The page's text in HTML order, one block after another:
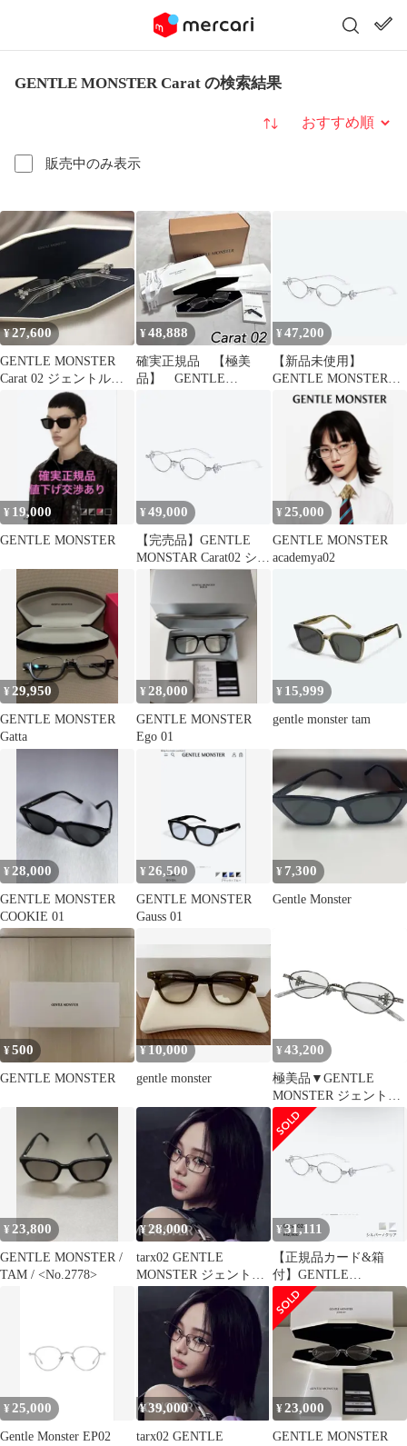
GENTLE MONSTER Carat の検索結果
販売中のみ表示
並び替え
¥27,600
GENTLE MONSTER
Carat 02 ジェントルモ
ンスター メガネ
¥48,888
確実正規品 【極美
品】 GENTLE
¥47,200
【新品未使用】
GENTLE MONSTER
Carat 02
¥ 19,000
GENTLE MONSTER
¥49,000
【完売品】GENTLE
MONSTAR Carat02 シル
バー クリア
¥ 25,000
GENTLE MONSTER
academya02
¥29,950
GENTLE MONSTER
Gatta
¥28,000
GENTLE MONSTER
Ego 01
¥ 15,999
gentle monster tam
¥ 28,000
GENTLE MONSTER
COOKIE 01
¥ 26,500
GENTLE MONSTER
Gauss 01
¥ 7,300
Gentle Monster
¥500
GENTLE MONSTER
¥10,000
gentle monster
¥ 43,200
極美品▼GENTLE
MONSTER ジェントル
モンスター CARAT
SixTONES 松村北斗 着
用モデル オーバル メガ
ネ 眼鏡 アイウェア
55□20 150 度なし
¥ 23,800
GENTLE MONSTER /
TAM / <No.2778>
¥28,000
tarx02 GENTLE
MONSTER ジェントル
モンスター ★完売品
¥31,111
【正規品カード&箱
付】GENTLE
MONSTER CARAT - 02
¥ 25,000
Gentle Monster EP02
¥39,000
tarx02 GENTLE
¥23,000
GENTLE MONSTER